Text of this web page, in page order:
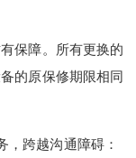
保障。所有更换的
的原保修期限相同
，跨越沟通障碍：